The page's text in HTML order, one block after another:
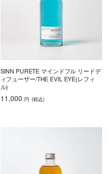
SINN PURETE マインドフル リードデ
ィフューザー/THE EVIL EYE(レフィ
ル)
11,000 円 (税込)